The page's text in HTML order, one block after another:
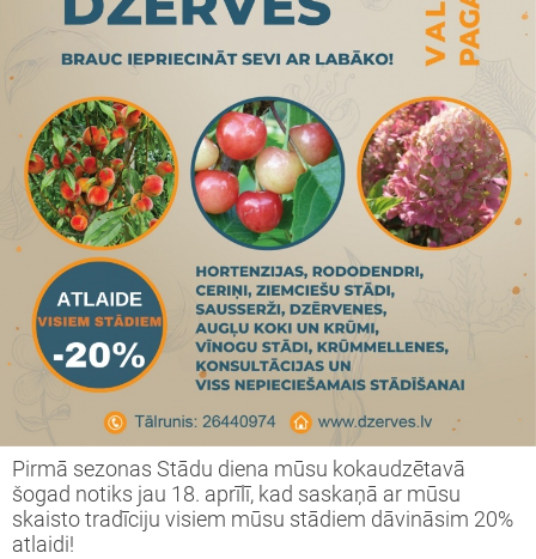
Pirmā sezonas Stādu diena mūsu kokaudzētavā
šogad notiks jau 18. aprīlī, kad saskaņā ar mūsu
skaisto tradīciju visiem mūsu stādiem dāvināsim 20%
atlaidi!